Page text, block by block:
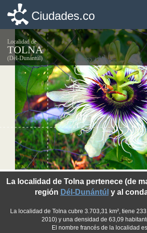
Ciudades.co
Localidad de
TOLNA
(Dél-Dunántúl)
La localidad de Tolna pertenece (de
región Dél-Dunántúl y al
La localidad de Tolna cubre 3.703,31 km², tiene
2010) y una densidad de 63,09
El nombre francés de la localidad
Ciudades.co